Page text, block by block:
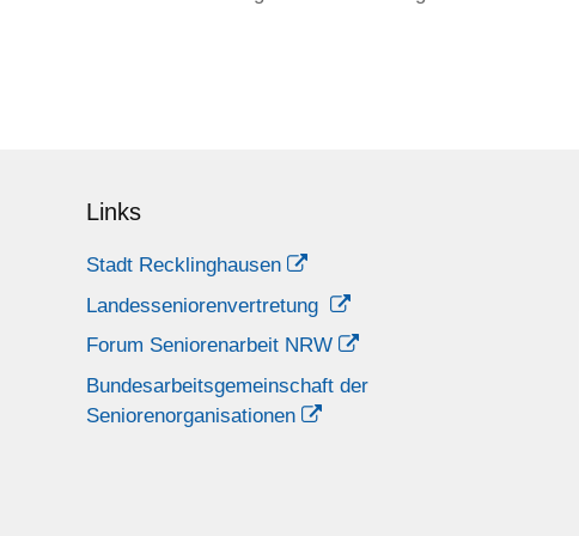
Links
Stadt Recklinghausen
Landesseniorenvertretung
Forum Seniorenarbeit NRW
Bundesarbeitsgemeinschaft der
Seniorenorganisationen